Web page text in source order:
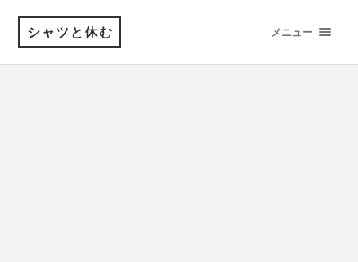
シャツと休む メニュー